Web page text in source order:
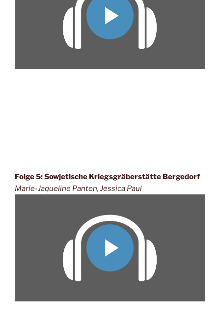
Folge 5: Sowjetische Kriegsgräberstätte Bergedorf
Marie-Jaqueline Panten, Jessica Paul